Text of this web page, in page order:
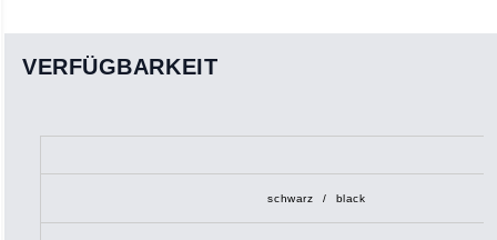
VERFÜGBARKEIT
schwarz / black